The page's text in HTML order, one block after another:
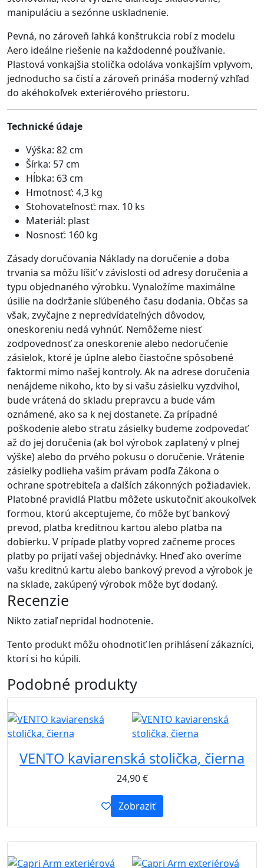
manipuláciu a sezónne uskladnenie.
Pevná, no zároveň ľahká konštrukcia robí z modelu
Aero ideálne riešenie na každodenné používanie.
Plastová vonkajšia stolička odoláva vonkajším vplyvom,
jednoducho sa čistí a zároveň prináša moderný vzhľad
do akéhokoľvek exteriérového priestoru.
Technické údaje
Výška: 82 cm
Šírka: 57 cm
Hĺbka: 63 cm
Hmotnosť: 4,3 kg
Stohovateľnosť: max. 10 ks
Materiál: plast
Nosnosť: 160 kg
Zásady doručovania Náklady na doručenie a doba
trvania sa môžu líšiť v závislosti od adresy doručenia a
typu objednaného výrobku. Vynaložíme maximálne
úsilie na dodržanie sľúbeného času dodania. Občas sa
však, zvyčajne z nepredvídateľných dôvodov,
oneskoreniu nedá vyhnúť. Nemôžeme niesť
zodpovednosť za oneskorenie alebo nedoručenie
zásielok, ktoré je úplne alebo čiastočne spôsobené
faktormi mimo našej kontroly. Ak na adrese doručenia
nenájdeme nikoho, kto by si vašu zásielku vyzdvihol,
bude vrátená do skladu prepravcu a bude vám
oznámené, ako sa k nej dostanete. Za prípadné
poškodenie alebo stratu zásielky budeme zodpovedať
až do jej doručenia (ak bol výrobok zaplatený v plnej
výške) alebo do prvého pokusu o doručenie. Vrátenie
zásielky podlieha vašim právam podľa Zákona o
ochrane spotrebiteľa a ďalších zákonných požiadaviek.
Platobné pravidlá Platbu môžete uskutočniť akoukoľvek
formou, ktorú akceptujeme, čo môže byť bankový
prevod, platba kreditnou kartou alebo platba na
dobierku. V prípade platby vopred začneme proces
platby po prijatí vašej objednávky. Hneď ako overíme
vašu kreditnú kartu alebo bankový prevod a výrobok je
na sklade, zakúpený výrobok môže byť dodaný.
Recenzie
Nikto zatiaľ nepridal hodnotenie.
Tento produkt môžu ohodnotiť len prihlásení zákazníci,
ktorí si ho kúpili.
Podobné produkty
VENTO kaviarenská stolička, čierna
24,90€
Zobraziť